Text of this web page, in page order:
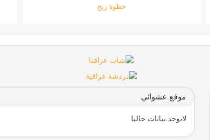
Zaytoona store for PC
موقع عشوائي
لايوجد بيانات حاليا